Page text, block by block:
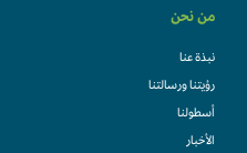
من نحن
نبذة عنا
رؤيتنا ورسالتنا
أسطولنا
الأخبار